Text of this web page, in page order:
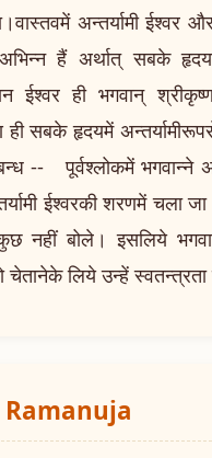
अन्तर्यामी ईश्वर
हैं अर्थात् सबके
ईश्वर ही भगवान्
ही सबके हृदयमें
-- पूर्वश्लोकमें भगवान्ने
ईश्वरकी शरणमें चला
नहीं बोले। इसलिये
चेतानेके लिये उन्हें
Ramanuja